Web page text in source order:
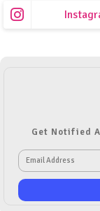
Get Notified